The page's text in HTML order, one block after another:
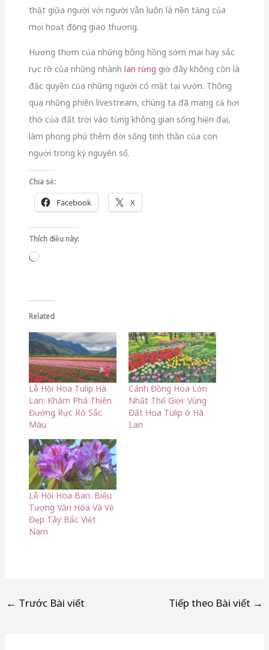
thật giữa người với người vẫn luôn là nền tảng của
mọi hoạt động giao thương.
Hương thơm của những bông hồng sớm mai hay sắc
rực rỡ của những nhành lan rừng giờ đây không còn là
đặc quyền của những người có mặt tại vườn. Thông
qua những phiên livestream, chúng ta đã mang cả hơi
thở của đất trời vào từng không gian sống hiện đại,
làm phong phú thêm đời sống tinh thần của con
người trong kỷ nguyên số.
Chia sẻ:
Facebook X
Thích điều này:
Đang
Related
Lễ Hội Hoa Tulip Hà
Lan: Khám Phá Thiên
Đường Rực Rỡ Sắc
Màu
Cánh Đồng Hoa Lớn
Nhất Thế Giới: Vùng
Đất Hoa Tulip ở Hà
Lan
Lễ Hội Hoa Ban: Biểu
Tượng Văn Hóa Và Vẻ
Đẹp Tây Bắc Việt
Nam
← Trước Bài viết Tiếp theo Bài viết →